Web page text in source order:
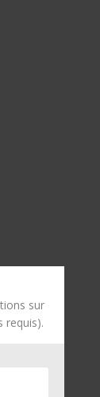
sur
requis).